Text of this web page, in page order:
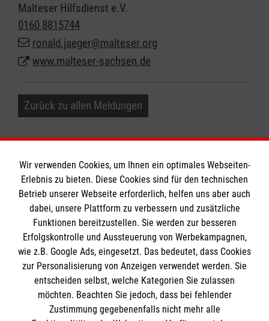
Malteser Hilfsdienst e.V.
0160 8815744
ronald.jaeger@malteser.org
www.malteser-sachsen.de
Zurück zu allen Meldungen
Informationen
Impressum
Datenschutz
Barrierefreiheit
Kontakt
Die Malteser
Malteser in Deutschland
Wir verwenden Cookies, um Ihnen ein optimales Webseiten-
Erlebnis zu bieten. Diese Cookies sind für den technischen
Betrieb unserer Webseite erforderlich, helfen uns aber auch
dabei, unsere Plattform zu verbessern und zusätzliche
Funktionen bereitzustellen. Sie werden zur besseren
Erfolgskontrolle und Aussteuerung von Werbekampagnen,
wie z.B. Google Ads, eingesetzt. Das bedeutet, dass Cookies
zur Personalisierung von Anzeigen verwendet werden. Sie
entscheiden selbst, welche Kategorien Sie zulassen
möchten. Beachten Sie jedoch, dass bei fehlender
Zustimmung gegebenenfalls nicht mehr alle